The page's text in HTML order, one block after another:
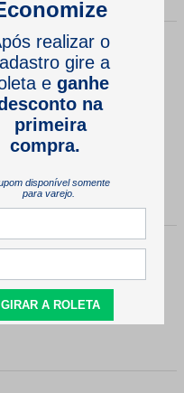
utilizado na confecção
e delicado pelo
sutiãs, calcinhas e
unidades